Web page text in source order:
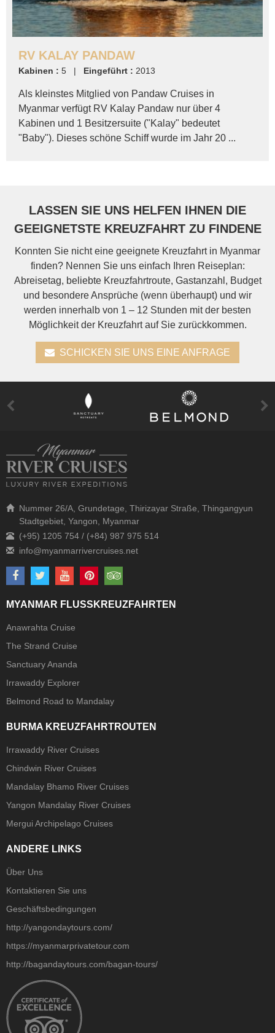
RV KALAY PANDAW
Kabinen : 5 | Eingeführt : 2013
Als kleinstes Mitglied von Pandaw Cruises in
Myanmar verfügt RV Kalay Pandaw nur über 4
Kabinen und 1 Besitzersuite ("Kalay" bedeutet
"Baby"). Dieses schöne Schiff wurde im Jahr 20 ...
LASSEN SIE UNS HELFEN IHNEN DIE
GEEIGNETSTE KREUZFAHRT ZU FINDENE
Konnten Sie nicht eine geeignete Kreuzfahrt in Myanmar
finden? Nennen Sie uns einfach Ihren Reiseplan:
Abreisetag, beliebte Kreuzfahrtroute, Gastanzahl, Budget
und besondere Ansprüche (wenn überhaupt) und wir
werden innerhalb von 1 – 12 Stunden mit der besten
Möglichkeit der Kreuzfahrt auf Sie zurückkommen.
SCHICKEN SIE UNS EINE ANFRAGE
Nummer 26/A, Grundetage, Thirizayar Straße, Thingangyun
Stadtgebiet, Yangon, Myanmar
(+95) 1205 754 / (+84) 987 975 514
MYANMAR FLUSSKREUZFAHRTEN
Anawrahta Cruise
The Strand Cruise
Sanctuary Ananda
Irrawaddy Explorer
Belmond Road to Mandalay
BURMA KREUZFAHRTROUTEN
Irrawaddy River Cruises
Chindwin River Cruises
Mandalay Bhamo River Cruises
Yangon Mandalay River Cruises
Mergui Archipelago Cruises
ANDERE LINKS
Über Uns
Kontaktieren Sie uns
Geschäftsbedingungen
http://yangondaytours.com/
https://myanmarprivatetour.com
http://bagandaytours.com/bagan-tours/